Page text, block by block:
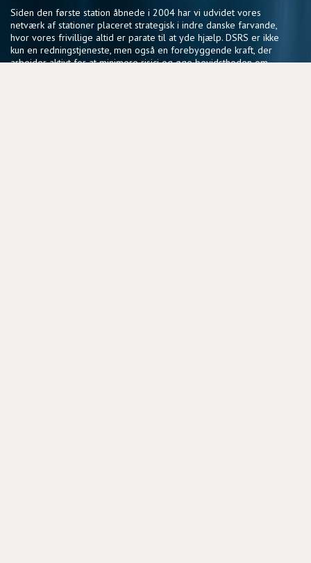
Siden den første station åbnede i 2004 har vi udvidet vores
netværk af stationer placeret strategisk i indre danske farvande,
hvor vores frivillige altid er parate til at yde hjælp. DSRS er ikke
kun en redningstjeneste, men også en forebyggende kraft, der
arbejder aktivt for at minimere risici og øge bevidstheden om